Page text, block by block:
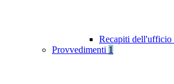
Recapiti dell'ufficio
Provvedimenti 1